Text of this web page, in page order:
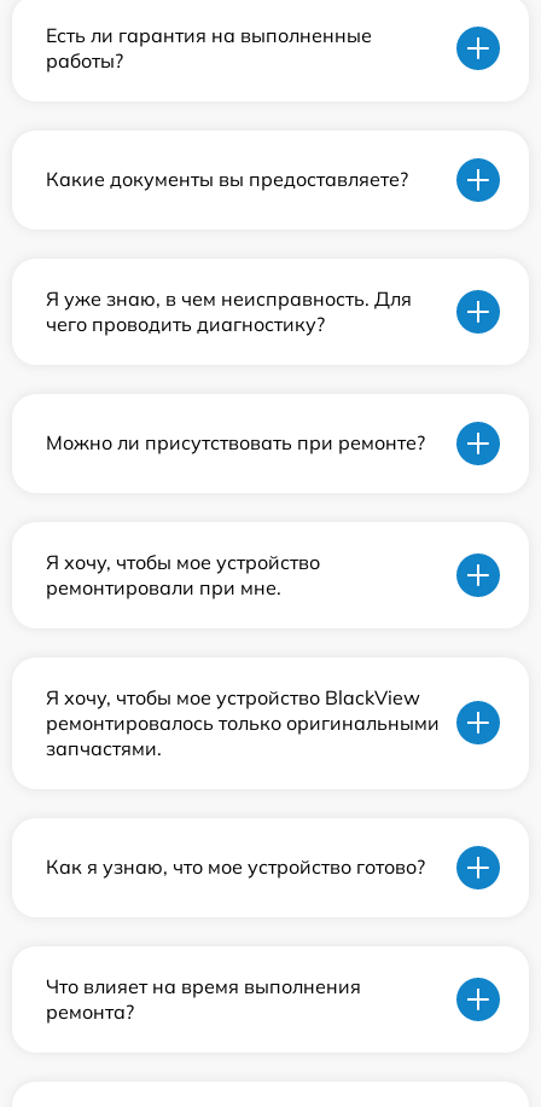
Есть ли гарантия на выполненные
работы?
Какие документы вы предоставляете?
Я уже знаю, в чем неисправность. Для
чего проводить диагностику?
Можно ли присутствовать при ремонте?
Я хочу, чтобы мое устройство
ремонтировали при мне.
Я хочу, чтобы мое устройство BlackView
ремонтировалось только оригинальными
запчастями.
Как я узнаю, что мое устройство готово?
Что влияет на время выполнения
ремонта?